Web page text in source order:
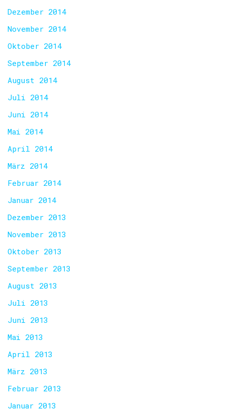
Dezember 2014
November 2014
Oktober 2014
September 2014
August 2014
Juli 2014
Juni 2014
Mai 2014
April 2014
März 2014
Februar 2014
Januar 2014
Dezember 2013
November 2013
Oktober 2013
September 2013
August 2013
Juli 2013
Juni 2013
Mai 2013
April 2013
März 2013
Februar 2013
Januar 2013